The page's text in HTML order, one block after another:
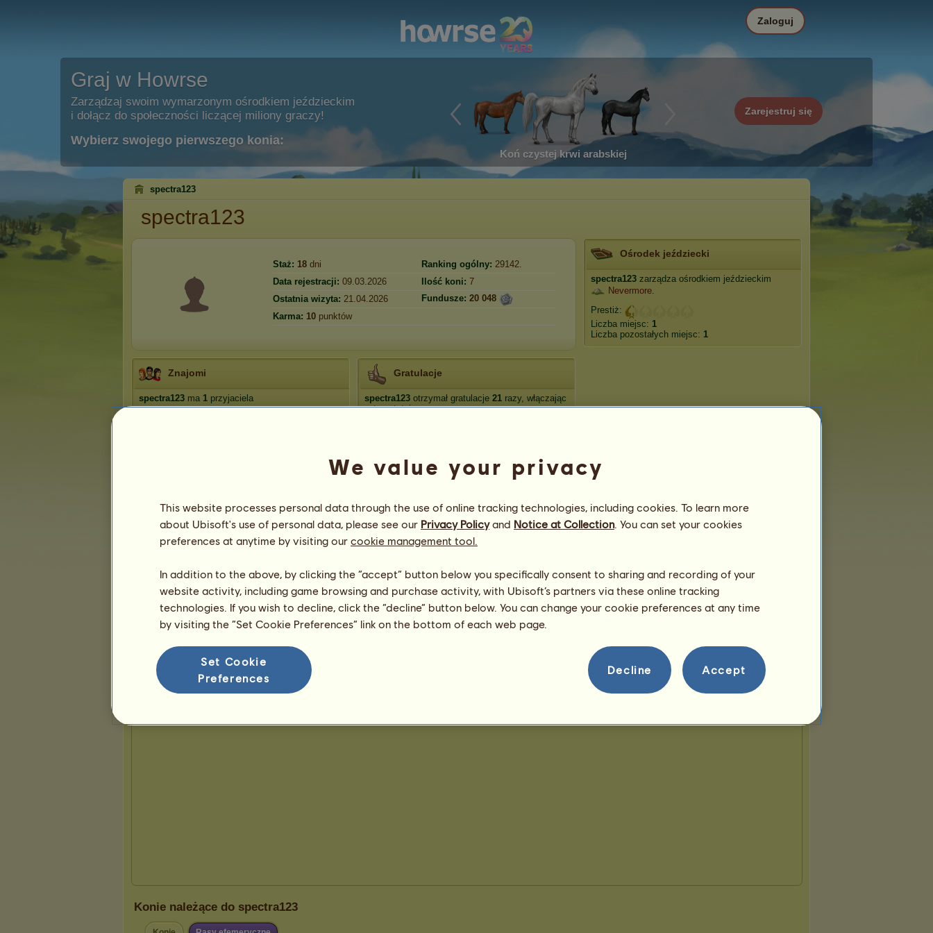
Graj w Howrse
Zarządzaj swoim wymarzonym ośrodkiem jeździeckim
i dołącz do społeczności liczącej miliony graczy!
Wybierz swojego pierwszego konia:
Koń czystej krwi arabskiej
Zarejestruj się
Zaloguj
spectra123
spectra123
Staż: 18 dni Ranking ogólny: 29142.
Data rejestracji: 09.03.2026 Ilość koni: 7
Ostatnia wizyta: 21.04.2026 Fundusze: 20 048
Karma: 10 punktów
Znajomi
spectra123 ma 1 przyjaciela
Gratulacje
spectra123 otrzymał gratulacje 21 razy, włączając
w to ostatnio:
Salix Custodia
57 dni temu
92 dni temu
Ośrodek jeździecki
spectra123 zarządza ośrodkiem jeździeckim
Nevermore.
Prestiż:
Liczba miejsc: 1
Liczba pozostałych miejsc: 1
Prezentacja
Konie należące do spectra123
We value your privacy
This website processes personal data through the use of online tracking technologies, including cookies. To learn more
about Ubisoft's use of personal data, please see our Privacy Policyand Notice at Collection. You can set your cookies
preferences at anytime by visiting our cookie management tool.
In addition to the above, by clicking the “accept” button below you specifically consent to sharing and recording of your
website activity, including game browsing and purchase activity, with Ubisoft’s partners via these online tracking
technologies. If you wish to decline, click the “decline” button below. You can change your cookie preferences at any time
by visiting the “Set Cookie Preferences” link on the bottom of each web page.
Set Cookie
Preferences
Decline Accept